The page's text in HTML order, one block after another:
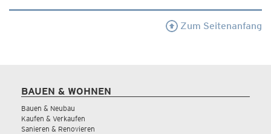
Zum Seitenanfang
BAUEN & WOHNEN
Bauen & Neubau
Kaufen & Verkaufen
Sanieren & Renovieren